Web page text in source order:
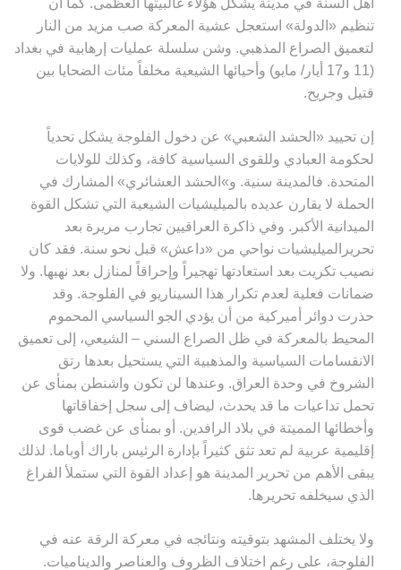
تنظيم «الدولة» استعجل عشية المعركة صب مزيد من النار
لتعميق الصراع المذهبي. وشن سلسلة عمليات إرهابية في بغداد
(11 و17 أيار/ مايو) وأحيائها الشيعية مخلفاً مئات الضحايا بين
قتيل وجريح.
إن تحييد «الحشد الشعبي» عن دخول الفلوجة يشكل تحدياً
لحكومة العبادي وللقوى السياسية كافة، وكذلك للولايات
المتحدة. فالمدينة سنية. و»الحشد العشائري» المشارك في
الحملة لا يقارن عديده بالميليشيات الشيعية التي تشكل القوة
الميدانية الأكبر. وفي ذاكرة العراقيين تجارب مريرة بعد
تحريرالميليشيات نواحي من «داعش» قبل نحو سنة. فقد كان
نصيب تكريت بعد استعادتها تهجيراً وإحراقاً لمنازل بعد نهبها. ولا
ضمانات فعلية لعدم تكرار هذا السيناريو في الفلوجة. وقد
حذرت دوائر أميركية من أن يؤدي الجو السياسي المحموم
المحيط بالمعركة في ظل الصراع السني – الشيعي، إلى تعميق
الانقسامات السياسية والمذهبية التي يستحيل بعدها رتق
الشروخ في وحدة العراق. وعندها لن تكون واشنطن بمنأى عن
تحمل تداعيات ما قد يحدث، ليضاف إلى سجل إخفاقاتها
وأخطائها المميتة في بلاد الرافدين. أو بمنأى عن غضب قوى
إقليمية عربية لم تعد تثق كثيراً بإدارة الرئيس باراك أوباما. لذلك
يبقى الأهم من تحرير المدينة هو إعداد القوة التي ستملأ الفراغ
الذي سيخلفه تحريرها.
ولا يختلف المشهد بتوقيته ونتائجه في معركة الرقة عنه في
الفلوجة، على رغم اختلاف الظروف والعناصر والديناميات.